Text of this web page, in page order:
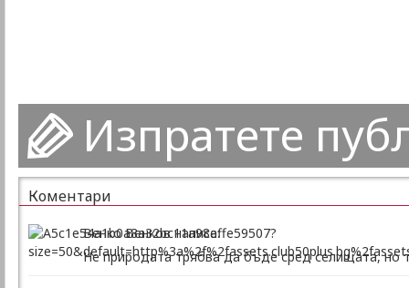
Изпратете
Коментари
Венко Венков написа:
Не природата трябва да бъде сред селищата, но